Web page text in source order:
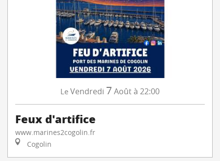
Le Vendredi 7 Aoûtà 22:00
Feux d'artifice
www.marines2cogolin.fr
Cogolin